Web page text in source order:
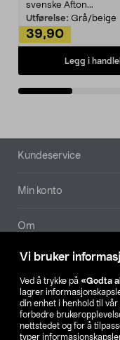
Vi bruker
Ved å trykke på «Godta
lagrer
din enhet i henhold til vår
forbedre
nettstedet og for å
typer
svenske Afton...
Utførelse: Grå/beige
39,90
Legg i
Bunntekst
Kundeservice
Min konto
Om
Aktuelt
Våre selskaper